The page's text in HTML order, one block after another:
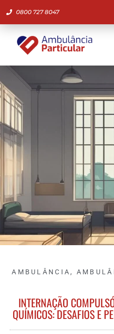
0800 727 8047
AMBULÂNCIA ,
INTERNAÇÃO
QUÍMICOS: DESAFIOS E